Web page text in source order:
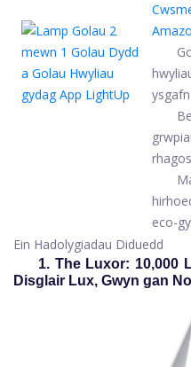
ysgafn
eco-
Ein Hadolygiadau Diduedd
1. The Luxor: 10,000
Disglair Lux, Gwyn gan